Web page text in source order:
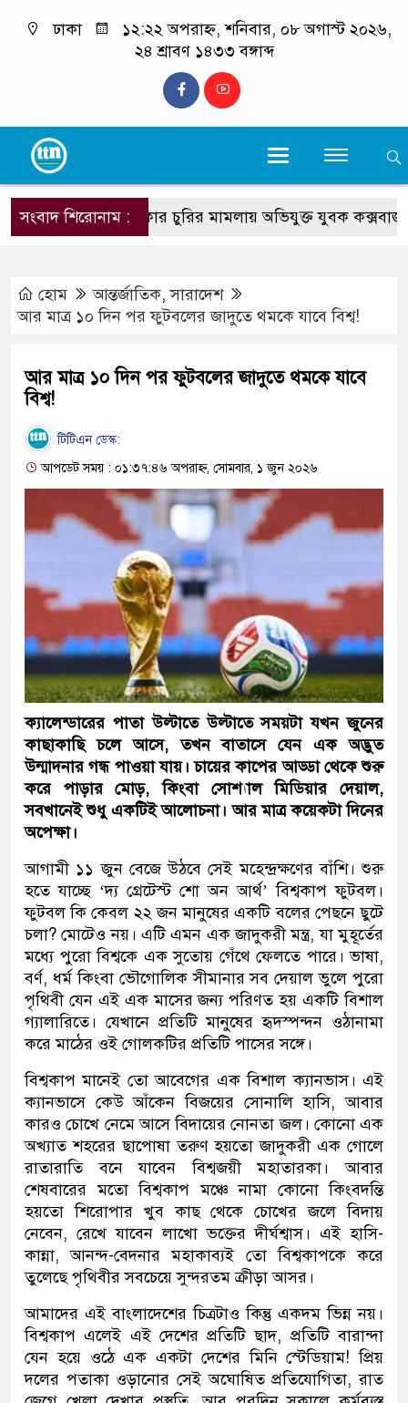
ঢাকা
১২:২২ অপরাহ্ন, শনিবার, ০৮ অগাস্ট ২০২৬,
২৪ শ্রাবণ ১৪৩৩ বঙ্গাব্দ
সংবাদ শিরোনাম :ঢাকার চুরির মামলায় অভিযুক্ত যুবক কক্সবাজারে
হোম আন্তর্জাতিক,সারাদেশ
আর মাত্র ১০ দিন পর ফুটবলের জাদুতে থমকে যাবে বিশ্ব!
আর মাত্র ১০ দিন পর ফুটবলের জাদুতে থমকে যাবে
বিশ্ব!
টিটিএন ডেস্ক:
আপডেট সময় : ০১:৩৭:৪৬ অপরাহ্ন, সোমবার, ১ জুন ২০২৬
ক্যালেন্ডারের পাতা উল্টাতে উল্টাতে সময়টা যখন জুনের
কাছাকাছি চলে আসে, তখন বাতাসে যেন এক অদ্ভুত
উন্মাদনার গন্ধ পাওয়া যায়। চায়ের কাপের আড্ডা থেকে শুরু
করে পাড়ার মোড়, কিংবা সোশ্যাল মিডিয়ার দেয়াল,
সবখানেই শুধু একটিই আলোচনা। আর মাত্র কয়েকটা দিনের
অপেক্ষা।
আগামী ১১ জুন বেজে উঠবে সেই মহেন্দ্রক্ষণের বাঁশি। শুরু
হতে যাচ্ছে ‘দ্য গ্রেটেস্ট শো অন আর্থ’ বিশ্বকাপ ফুটবল।
ফুটবল কি কেবল ২২ জন মানুষের একটি বলের পেছনে ছুটে
চলা? মোটেও নয়। এটি এমন এক জাদুকরী মন্ত্র, যা মুহূর্তের
মধ্যে পুরো বিশ্বকে এক সুতোয় গেঁথে ফেলতে পারে। ভাষা,
বর্ণ, ধর্ম কিংবা ভৌগোলিক সীমানার সব দেয়াল ভুলে পুরো
পৃথিবী যেন এই এক মাসের জন্য পরিণত হয় একটি বিশাল
গ্যালারিতে। যেখানে প্রতিটি মানুষের হৃদস্পন্দন ওঠানামা
করে মাঠের ওই গোলকটির প্রতিটি পাসের সঙ্গে।
বিশ্বকাপ মানেই তো আবেগের এক বিশাল ক্যানভাস। এই
ক্যানভাসে কেউ আঁকেন বিজয়ের সোনালি হাসি, আবার
কারও চোখে নেমে আসে বিদায়ের নোনতা জল। কোনো এক
অখ্যাত শহরের ছাপোষা তরুণ হয়তো জাদুকরী এক গোলে
রাতারাতি বনে যাবেন বিশ্বজয়ী মহাতারকা। আবার
শেষবারের মতো বিশ্বকাপ মঞ্চে নামা কোনো কিংবদন্তি
হয়তো শিরোপার খুব কাছ থেকে চোখের জলে বিদায়
নেবেন, রেখে যাবেন লাখো ভক্তের দীর্ঘশ্বাস। এই হাসি-
কান্না, আনন্দ-বেদনার মহাকাব্যই তো বিশ্বকাপকে করে
তুলেছে পৃথিবীর সবচেয়ে সুন্দরতম ক্রীড়া আসর।
আমাদের এই বাংলাদেশের চিত্রটাও কিন্তু একদম ভিন্ন নয়।
বিশ্বকাপ এলেই এই দেশের প্রতিটি ছাদ, প্রতিটি বারান্দা
যেন হয়ে ওঠে এক একটা দেশের মিনি স্টেডিয়াম! প্রিয়
দলের পতাকা ওড়ানোর সেই অঘোষিত প্রতিযোগিতা, রাত